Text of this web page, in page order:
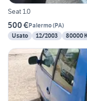
Seat 1.0
500 €Palermo(PA)
Usato
12/2003 80000